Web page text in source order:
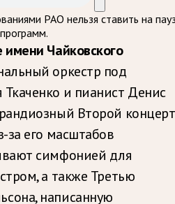
РАО нельзя ставить на
Чайковского
оркестр под
и пианист Денис
Второй концерт
за его масштабов
симфонией для
а также Третью
написанную